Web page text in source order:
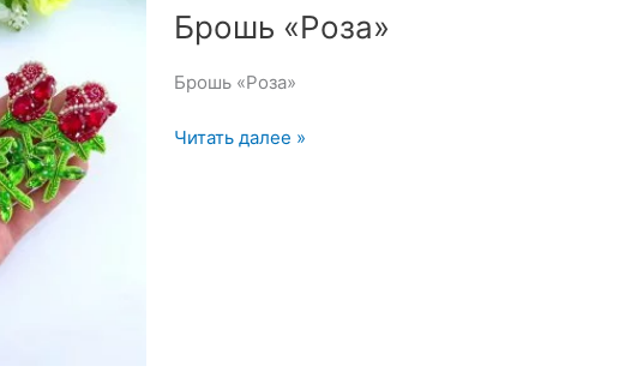
Брошь «Роза»
Брошь «Роза»
Брошь
Читать далее »